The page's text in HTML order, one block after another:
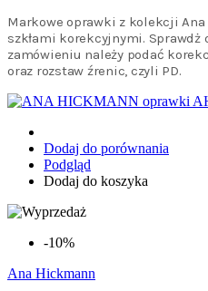
Markowe oprawki z kolekcji
szkłami korekcyjnymi. Sprawdż
zamówieniu należy podać
oraz rozstaw źrenic, czyli PD.
Dodaj do porównania
Podgląd
Dodaj do koszyka
-10%
Ana Hickmann